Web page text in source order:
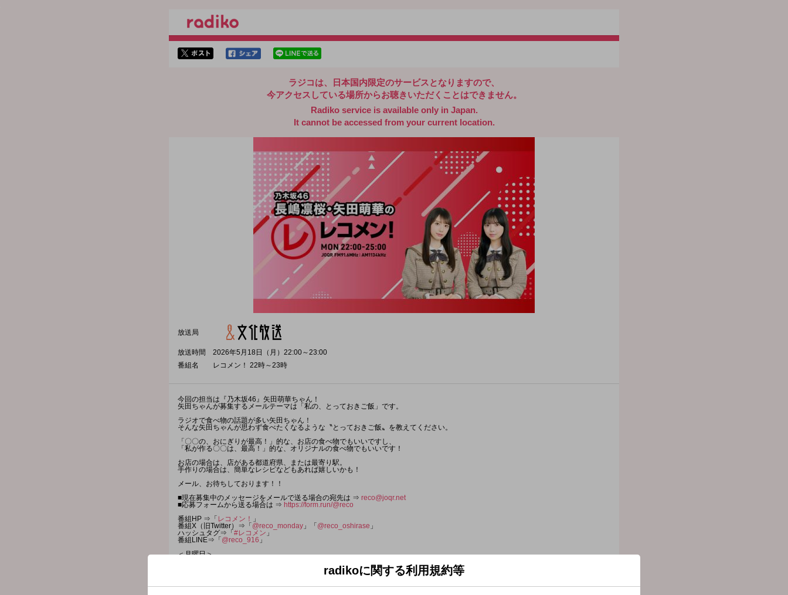
ラジコは、日本国内限定のサービスとなりますので、
今アクセスしている場所からお聴きいただくことはできません。
Radiko service is available only in Japan.
It cannot be accessed from your current location.
放送局
放送時間
2026年5月18日（月）22:00～23:00
番組名
レコメン！ 22時～23時
今回の担当は『乃木坂46』矢田萌華ちゃん！
矢田ちゃんが募集するメールテーマは「私の、とっておきご飯」です。
ラジオで食べ物の話題が多い矢田ちゃん！
そんな矢田ちゃんが思わず食べたくなるような〝とっておきご飯〟を教えてください。
「〇〇の、おにぎりが最高！」的な、お店の食べ物でもいいですし、
「私が作る〇〇は、最高！」的な、オリジナルの食べ物でもいいです！
お店の場合は、店がある都道府県、または最寄り駅。
手作りの場合は、簡単なレシピなどもあれば嬉しいかも！
メール、お待ちしております！！
■現在募集中のメッセージをメールで送る場合の宛先は ⇒ reco@joqr.net
■応募フォームから送る場合は ⇒ https://form.run/@reco
番組HP ⇒「 レコメン！
」
番組X（旧Twitter）⇒「 @reco_monday 」「 @reco_oshirase 」
ハッシュタグ⇒「 #レコメン 」
番組LINE⇒「 @reco_916 」
＜月曜日＞
22:50 コーナー
radikoに関する利用規約等